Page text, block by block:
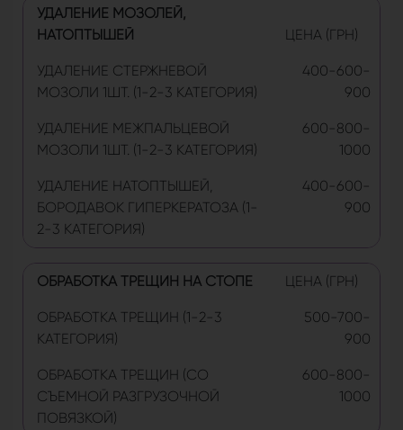
УДАЛЕНИЕ МОЗОЛЕЙ,
НАТОПТЫШЕЙ
ЦЕНА (ГРН)
УДАЛЕНИЕ СТЕРЖНЕВОЙ
МОЗОЛИ 1ШТ. (1-2-3 КАТЕГОРИЯ)
400-600-
900
УДАЛЕНИЕ МЕЖПАЛЬЦЕВОЙ
МОЗОЛИ 1ШТ. (1-2-3 КАТЕГОРИЯ)
600-800-
1000
УДАЛЕНИЕ НАТОПТЫШЕЙ,
БОРОДАВОК ГИПЕРКЕРАТОЗА (1-
2-3 КАТЕГОРИЯ)
400-600-
900
ОБРАБОТКА ТРЕЩИН НА СТОПЕ ЦЕНА (ГРН)
ОБРАБОТКА ТРЕЩИН (1-2-3
КАТЕГОРИЯ)
500-700-
900
ОБРАБОТКА ТРЕЩИН (СО
СЪЕМНОЙ РАЗГРУЗОЧНОЙ
ПОВЯЗКОЙ)
600-800-
1000